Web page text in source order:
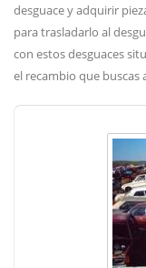
desguace y adquirir
para trasladarlo al
con estos desguaces
el recambio que